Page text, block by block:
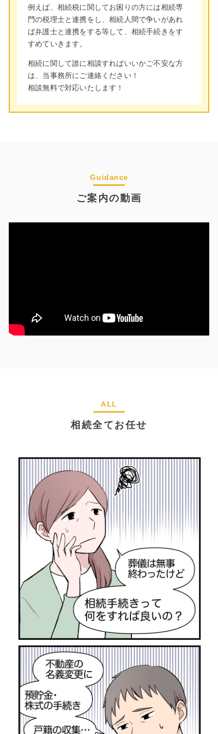
例えば、相続税に関してお困りの方には相続専
門の税理士と連携をし、相続人間で争いがあれ
ば弁護士と連携をする等して、相続手続きをす
すめていきます。
相続に関して誰に相談すればいいかご不安な方
は、当事務所にご連絡ください！
相談無料で対応いたします！
Guidance
ご案内の動画
ALL
相続全てお任せ
カスタマーチャット